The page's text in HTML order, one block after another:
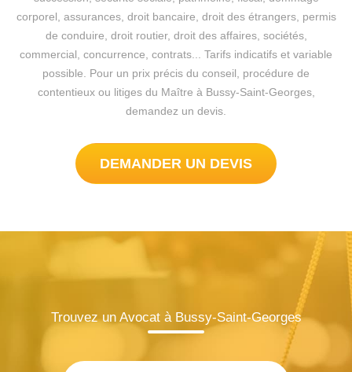
corporel, assurances, droit bancaire, droit des étrangers, permis
de conduire, droit routier, droit des affaires, sociétés,
commercial, concurrence, contrats... Tarifs indicatifs et variable
possible. Pour un prix précis du conseil, procédure de
contentieux ou litiges du Maître à Bussy-Saint-Georges,
demandez un devis.
DEMANDER UN DEVIS
Trouvez un Avocat à Bussy-Saint-Georges